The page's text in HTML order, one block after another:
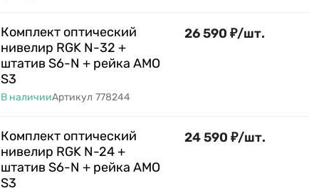
Комплект оптический
нивелир RGK N-32 +
штатив S6-N + рейка AMO
S3
В наличииАртикул 778244
26 590 ₽/шт.
Комплект оптический
нивелир RGK N-24 +
штатив S6-N + рейка AMO
S3
24 590 ₽/шт.